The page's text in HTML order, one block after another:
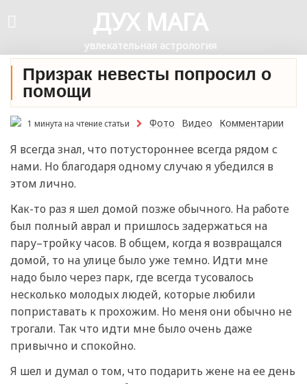
ДУХ МАГА
увлекательная астрология
Призрак невесты попросил о
помощи
1 минута на чтение статьи Фото Видео Комментарии
Я всегда знал, что потустороннее всегда рядом с
нами. Но благодаря одному случаю я убедился в
этом лично.
Как-то раз я шел домой позже обычного. На работе
был полный аврал и пришлось задержаться на
пару–тройку часов. В общем, когда я возвращался
домой, то на улице было уже темно. Идти мне
надо было через парк, где всегда тусовалось
несколько молодых людей, которые любили
поприставать к прохожим. Но меня они обычно не
трогали. Так что идти мне было очень даже
привычно и спокойно.
Я шел и думал о том, что подарить жене на ее день